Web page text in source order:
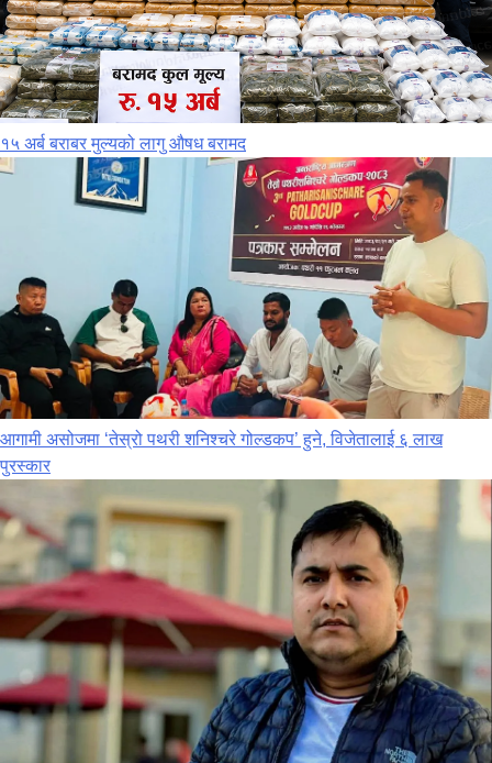
१५ अर्ब बराबर मुल्यको लागु औषध बरामद
आगामी असोजमा ‘तेस्रो पथरी शनिश्चरे गोल्डकप’ हुने, विजेतालाई ६ लाख
पुरस्कार